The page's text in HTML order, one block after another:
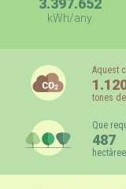
3.397.652
kWh/any
Aquest
tones de
Que
487